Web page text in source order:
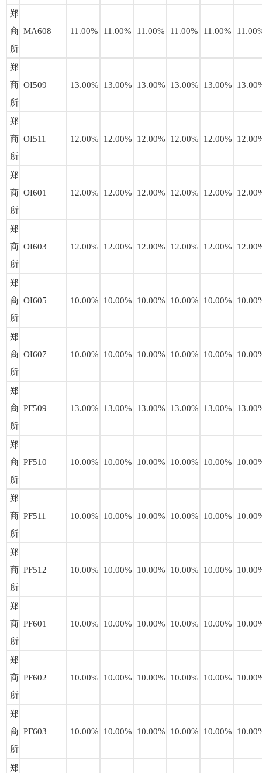
郑
商
所
MA608 11.00% 11.00% 11.00% 11.00% 11.00%
郑
商
所
OI509 13.00% 13.00% 13.00% 13.00% 13.00%
郑
商
所
OI511 12.00% 12.00% 12.00% 12.00% 12.00%
郑
商
所
OI601 12.00% 12.00% 12.00% 12.00% 12.00%
郑
商
所
OI603 12.00% 12.00% 12.00% 12.00% 12.00%
郑
商
所
OI605 10.00% 10.00% 10.00% 10.00% 10.00%
郑
商
所
OI607 10.00% 10.00% 10.00% 10.00% 10.00%
郑
商
所
PF509 13.00% 13.00% 13.00% 13.00% 13.00%
郑
商
所
PF510 10.00% 10.00% 10.00% 10.00% 10.00%
郑
商
所
PF511 10.00% 10.00% 10.00% 10.00% 10.00%
郑
商
所
PF512 10.00% 10.00% 10.00% 10.00% 10.00%
郑
商
所
PF601 10.00% 10.00% 10.00% 10.00% 10.00%
郑
商
所
PF602 10.00% 10.00% 10.00% 10.00% 10.00%
郑
商
所
PF603 10.00% 10.00% 10.00% 10.00% 10.00%
郑